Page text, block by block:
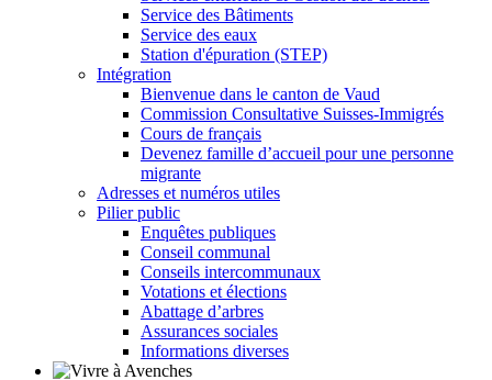
Service des Bâtiments
Service des eaux
Station d'épuration (STEP)
Intégration
Bienvenue dans le canton de Vaud
Commission Consultative Suisses-Immigrés
Cours de français
Devenez famille d’accueil pour une personne
migrante
Adresses et numéros utiles
Pilier public
Enquêtes publiques
Conseil communal
Conseils intercommunaux
Votations et élections
Abattage d’arbres
Assurances sociales
Informations diverses